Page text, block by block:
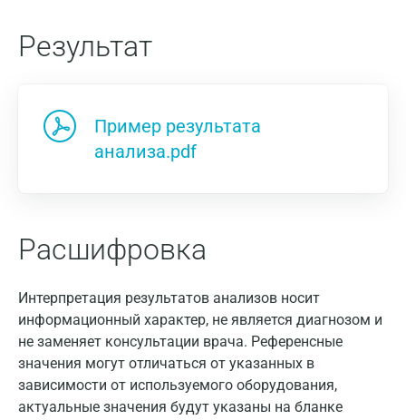
Результат
Пример результата
анализа.pdf
Расшифровка
Интерпретация результатов анализов носит
информационный характер, не является диагнозом и
не заменяет консультации врача. Референсные
значения могут отличаться от указанных в
зависимости от используемого оборудования,
актуальные значения будут указаны на бланке
Москва
Санкт-Петербург